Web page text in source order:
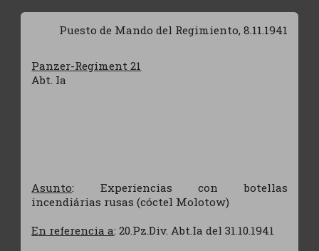
Puesto de Mando del Regimiento, 8.11.1941
Panzer-Regiment 21
Abt. Ia
Asunto: Experiencias con botellas
incendiárias rusas (cóctel Molotow)
En referencia a: 20.Pz.Div. Abt.Ia del 31.10.1941